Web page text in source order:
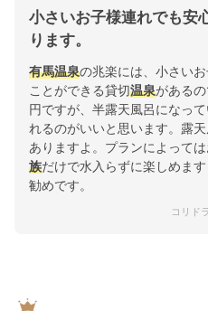
小さいお子様連れでも安
ります。
有馬温泉の兆楽には、小さい
ことができる貸切温泉がある
円ですが、半露天風呂になっ
れるのがいいと思います。露
ありますよ。プランによって
族だけで水入らずに楽しめま
勧めです。
コリド